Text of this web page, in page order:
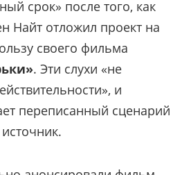
срок» после того, как
Найт отложил проект на
своего фильма
. Эти слухи «не
и
переписанный сценарий